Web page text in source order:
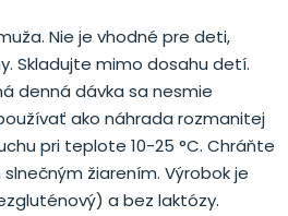
Nie je vhodné pre deti,
Skladujte mimo dosahu detí.
denná dávka sa nesmie
ako náhrada rozmanitej
pri teplote 10-25 °C. Chráňte
žiarením. Výrobok je
a bez laktózy.